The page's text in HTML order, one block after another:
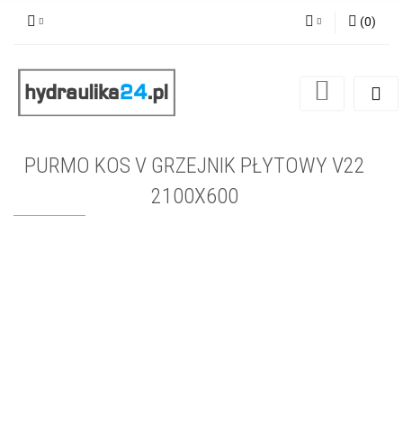
Zarejestruj się
(0)
PURMO KOS V GRZEJNIK PŁYTOWY V22
2100X600